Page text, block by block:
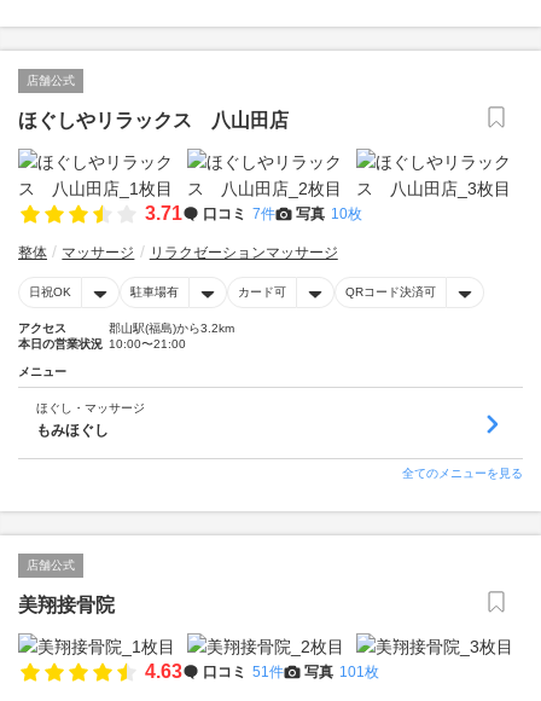
店舗公式
ほぐしやリラックス 八山田店
3.71 口コミ 7件 写真 10枚
整体 マッサージ リラクゼーションマッサージ
日祝OK 駐車場有 カード可 QRコード決済可
アクセス
郡山駅(福島)から3.2km
本日の営業状況 10:00〜21:00
メニュー
ほぐし・マッサージ
もみほぐし
全てのメニューを見る
店舗公式
美翔接骨院
4.63 口コミ 51件 写真 101枚